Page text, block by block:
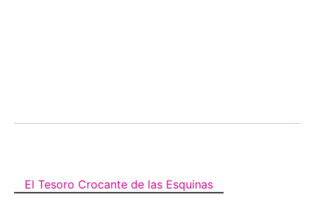
El Tesoro Crocante de las Esquinas